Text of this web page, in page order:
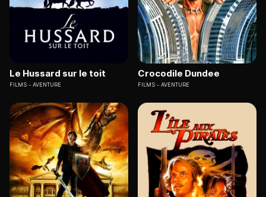
Le Hussard sur le toit
FILMS AVENTURE
Crocodile Dundee
FILMS AVENTURE